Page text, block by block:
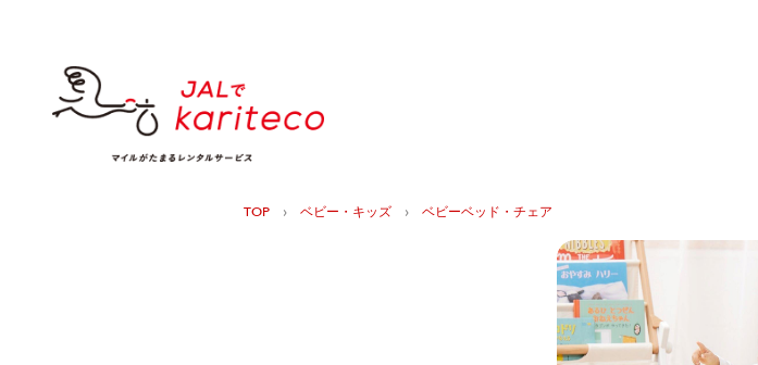
TOP › ベビー・キッズ › ベビーベッド・チェア